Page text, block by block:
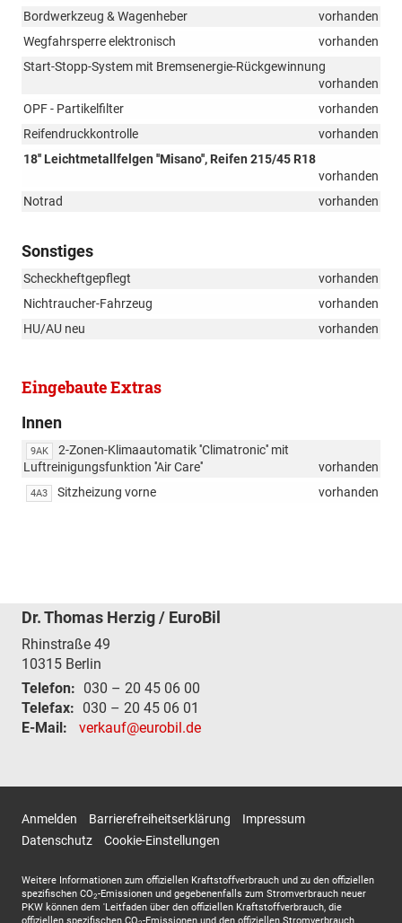
Bordwerkzeug & Wagenheber
vorhanden
Wegfahrsperre elektronisch
vorhanden
Start-Stopp-System mit Bremsenergie-Rückgewinnung
vorhanden
OPF - Partikelfilter
vorhanden
Reifendruckkontrolle
vorhanden
18'' Leichtmetallfelgen ''Misano'', Reifen 215/45 R18
vorhanden
Notrad
vorhanden
Sonstiges
Scheckheftgepflegt
vorhanden
Nichtraucher-Fahrzeug
vorhanden
HU/AU neu
vorhanden
Eingebaute Extras
Innen
9AK
2-Zonen-Klimaautomatik ''Climatronic'' mit
Luftreinigungsfunktion ''Air Care''
vorhanden
4A3 Sitzheizung vorne vorhanden
Dr. Thomas Herzig / EuroBil
Rhinstraße 49
10315 Berlin
Telefon: 030 – 20 45 06 00
Telefax: 030 – 20 45 06 01
E-Mail:
verkauf@eurobil.de
Anmelden Barrierefreiheitserklärung
Impressum
Datenschutz
Cookie-Einstellungen
Weitere Informationen zum offiziellen Kraftstoffverbrauch und zu den offiziellen
spezifischen CO2-Emissionen und gegebenenfalls zum Stromverbrauch neuer
PKW können dem 'Leitfaden über den offiziellen Kraftstoffverbrauch, die
offiziellen spezifischen CO -Emissionen und den offiziellen Stromverbrauch